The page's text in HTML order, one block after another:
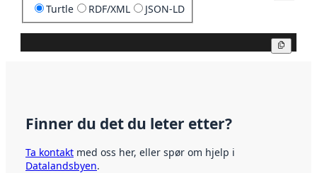
Turtle RDF/XML JSON-LD
Finner du det du leter etter?
Ta kontakt med oss her, eller spør om hjelp i
Datalandsbyen.